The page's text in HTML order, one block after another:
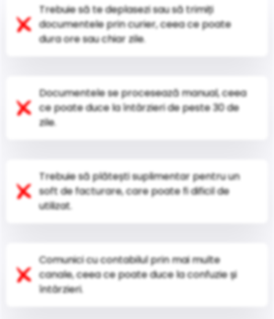
Trebuie să te deplasezi sau să trimiți
documentele prin curier, ceea ce poate
dura ore sau chiar zile.
Documentele se procesează manual, ceea
ce poate duce la întârzieri de peste 30 de
zile.
Trebuie să plătești suplimentar pentru un
soft de facturare, care poate fi dificil de
utilizat.
Comunici cu contabilul prin mai multe
canale, ceea ce poate duce la confuzie și
întârzieri.